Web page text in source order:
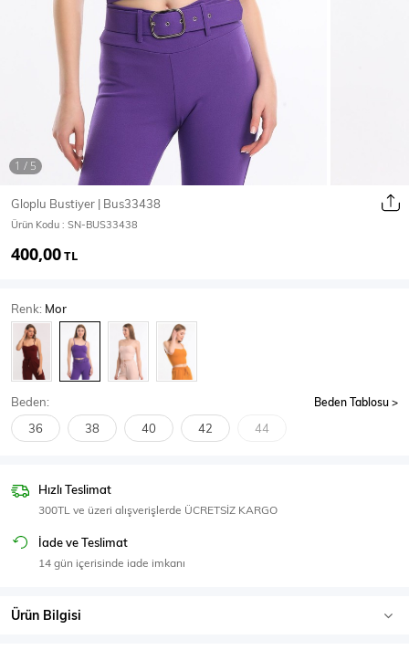
Mont & Kaban Yağmurluk
T-SHİRT & BLUZ
T-Shirt
Body Atlet
SPOR GİYİM
Eşofman Üstü
Gloplu Bustiyer | Bus33438
Ürün Kodu : SN-BUS33438
400,00TL
Renk: Mor
Beden: Beden Tablosu
36 38 40 42 44
Hızlı Teslimat
300TL ve üzeri alışverişlerde ÜCRETSİZ KARGO
İade ve Teslimat
14 gün içerisinde iade imkanı
Ürün Bilgisi